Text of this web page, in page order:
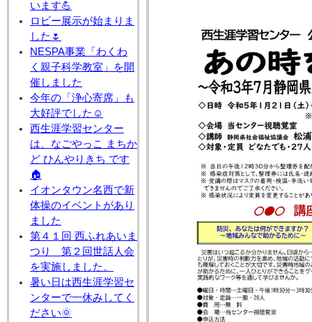
います💪
ロビー展示が始まりま
した🌷
NESPA事業「わくわ
く親子科学教室」を開
催しました
今年の「浄心寄席」も
大好評でした☺
西生涯学習センター
は、なごやっこ まちか
ど ひんやりきち です
🏠
イオンタウン名西で新
体操のイベントがあり
ました
第４１回 西ふれあいま
つり 第２回世話人会
を実施しました。
暑い日は西生涯学習セ
ンターで一休みしてく
ださい🌞